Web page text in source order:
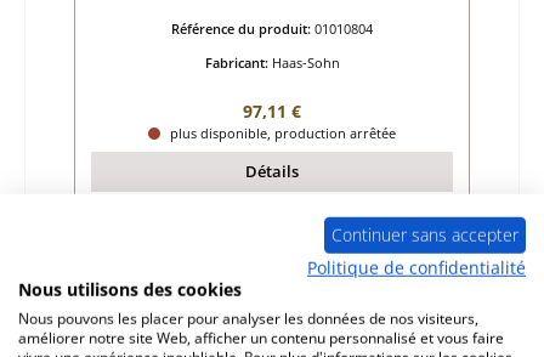
Référence du produit: 01010804
Fabricant: Haas-Sohn
Prix régulier :
97,11 €
plus disponible, production arrêtée
Détails
Continuer sans accepter
Politique de confidentialité
Nous utilisons des cookies
Nous pouvons les placer pour analyser les données de nos visiteurs,
améliorer notre site Web, afficher un contenu personnalisé et vous faire